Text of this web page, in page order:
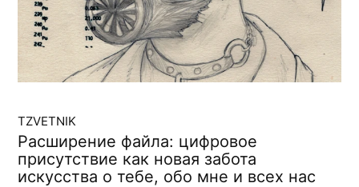
TZVETNIK
Расширение файла: цифровое
присутствие как новая забота
искусства о тебе, обо мне и всех нас